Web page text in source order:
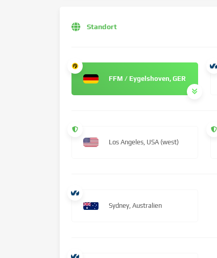
Standort
FFM / Eygelshoven, GER
Los Angeles, USA (west)
Sydney, Australien